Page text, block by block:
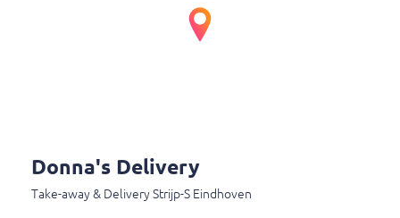
Dinsdag
11:25 – 11:35
Donna's Delivery
Take-away & Delivery Strijp-S Eindhoven